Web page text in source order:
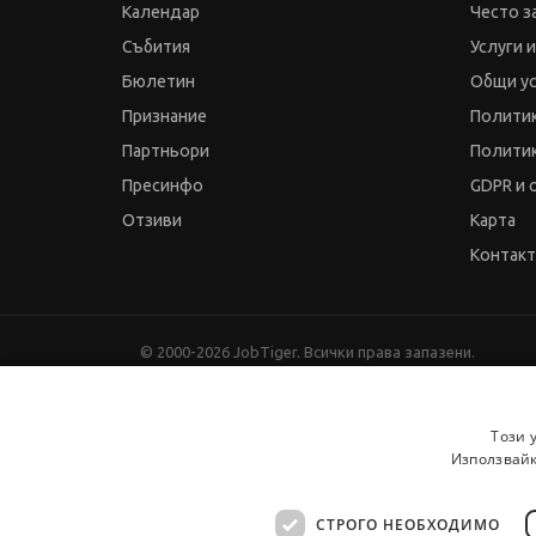
Календар
Събития
Бюлетин
Признание
Партньори
Пресинфо
Отзиви
Често
Услуги
Общи
GDPR и
Карта
© 2000-2026 JobTiger. Всички права запазени.
Този
СТРОГО НЕОБХОДИМО